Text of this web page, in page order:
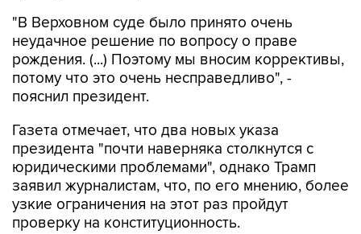
"В Верховном суде было принято очень
неудачное решение по вопросу о праве
рождения. (...) Поэтому мы вносим коррективы,
потому что это очень несправедливо", -
пояснил президент.
Газета отмечает, что два новых указа
президента "почти наверняка столкнутся с
юридическими проблемами", однако Трамп
заявил журналистам, что, по его мнению, более
узкие ограничения на этот раз пройдут
проверку на конституционность.